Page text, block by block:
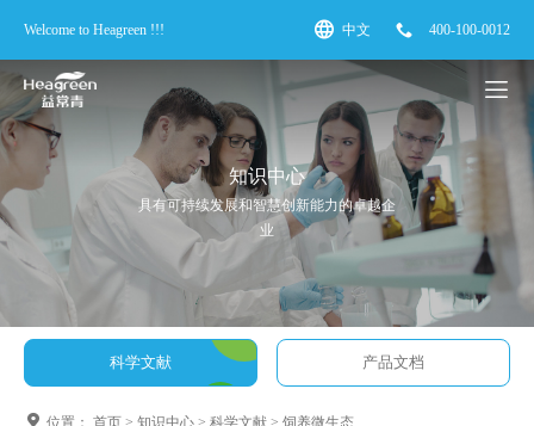
Welcome to Heagreen !!! 400-100-0012
中文
知识中心
具有可持续发展和智慧创新能力的卓越企
业
科学文献 产品文档